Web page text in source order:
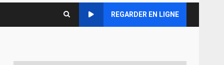
REGARDER EN LIGNE